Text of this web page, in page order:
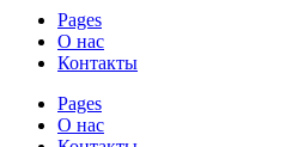
Pages
О нас
Контакты
Pages
О нас